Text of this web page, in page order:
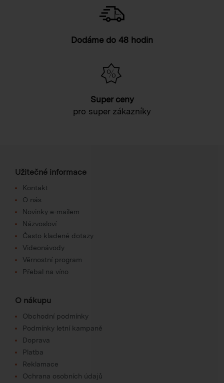
Dodáme do 48 hodin
Super ceny
pro super zákazníky
Užitečné informace
Kontakt
O nás
Novinky e-mailem
Názvosloví
Často kladené dotazy
Videonávody
Věrnostní program
Přebal na víno
O nákupu
Obchodní podmínky
Podmínky letní kampaně
Doprava
Platba
Reklamace
Ochrana osobních údajů